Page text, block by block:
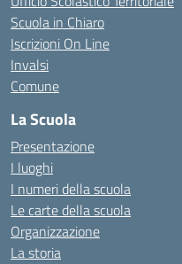
Scuola in Chiaro
Iscrizioni On Line
Invalsi
Comune
La Scuola
Presentazione
I luoghi
I numeri della scuola
Le carte della scuola
Organizzazione
La storia